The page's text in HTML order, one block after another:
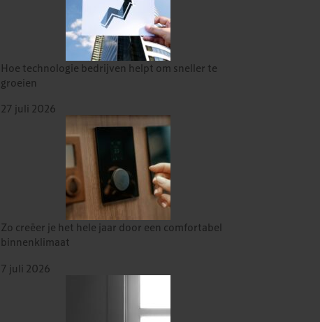
Hoe technologie bedrijven helpt om sneller te
groeien
27 juli 2026
Zo creëer je het hele jaar door een comfortabel
binnenklimaat
7 juli 2026